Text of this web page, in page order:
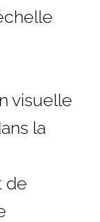
visuelle
la
de